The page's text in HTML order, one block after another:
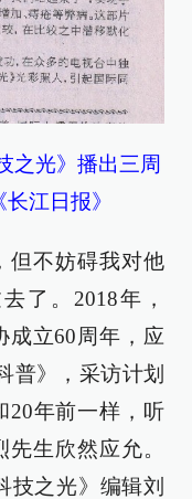
之光》播出三周
江日报》
但不妨碍我对他
了。2018年，
成立60周年，应
普》，采访计划
20年前一样，听
生欣然应允。
技之光》编辑刘